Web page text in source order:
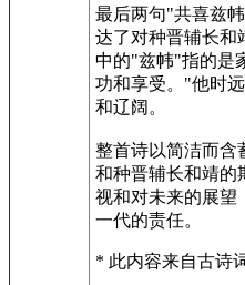
最后两句"共喜兹
达了对种晋辅长和
中的"兹帏"指的是
功和享受。"他时
和辽阔。
整首诗以简洁而含
和种晋辅长和靖的
视和对未来的展望
一代的责任。
* 此内容来自古诗